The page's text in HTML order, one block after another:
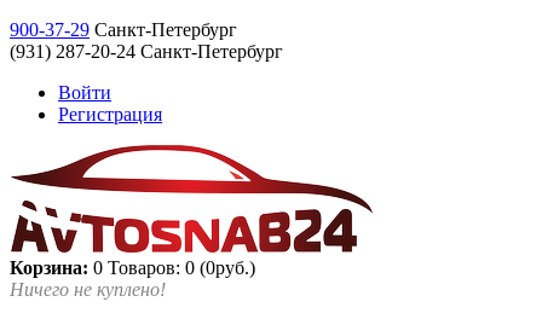
900-37-29 Санкт-Петербург
(931) 287-20-24 Санкт-Петербург
Войти
Регистрация
Корзина: 0 Товаров: 0 (0руб.)
Ничего не куплено!